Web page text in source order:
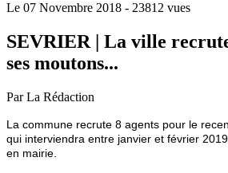
Le 07 Novembre 2018 - 23812 vues
SEVRIER | La ville
ses moutons...
Par La Rédaction
La commune recrute 8 agents pour le
qui interviendra entre janvier et février
en mairie.